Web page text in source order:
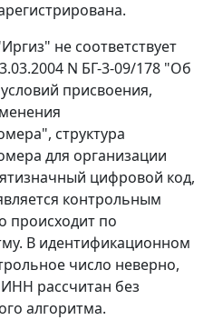
не соответствует
N БГ-3-09/178 "Об
присвоения,
структура
для организации
цифровой код,
контрольным
происходит по
В идентификационном
число неверно,
рассчитан без
алгоритма.